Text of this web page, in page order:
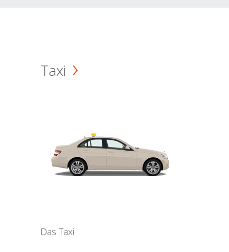
Taxi
Das Taxi